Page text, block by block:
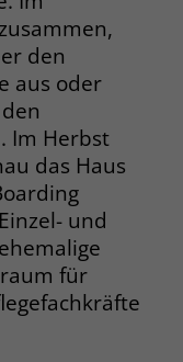
den
aus oder
Im Herbst
das Haus
und
für
is used to
Management.
User-ID.